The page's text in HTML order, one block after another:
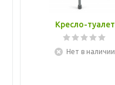
Кресло-туалет
Нет в наличии